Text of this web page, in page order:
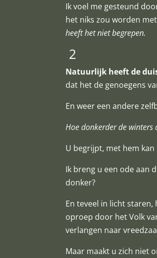
Ik voel me gesteund
het niks zou worden
heeft het niet begrepen.
2
Natuurlijk heeft de
dat het de genoegens
En weer een andere
Hoe donkerder de winters
U begrijpt, met hem kan
Ik breng u een ode aan
donker?
En teveel in licht
oproep door het Volk
verlangen naar
Maar maakt u zich niet